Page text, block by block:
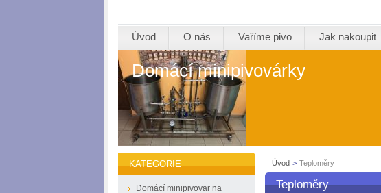
Úvod O nás Vaříme pivo Jak nakoupit
Domácí minipivovárky
Úvod > Teploměry
Teploměry
KATEGORIE
Domácí minipivovar na